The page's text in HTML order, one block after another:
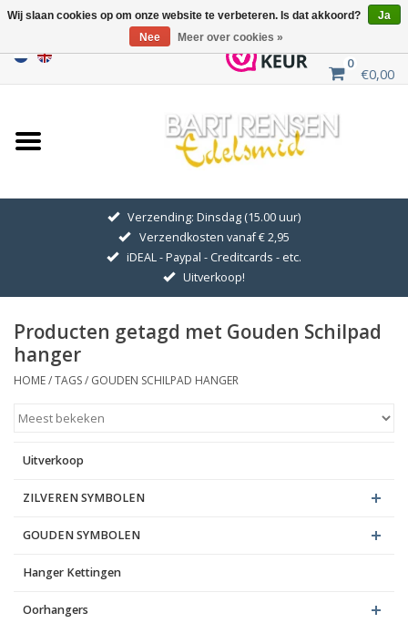
0
€0,00
Home
Uitverkoop
GOUDEN SYMBOLEN
Hanger Kettingen
Oorhangers
Verzending: Dinsdag (15.00 uur)
Verzendkosten vanaf € 2,95
iDEAL - Paypal - Creditcards - etc.
Uitverkoop!
Producten getagd met Gouden Schilpad
hanger
HOME/TAGS/ GOUDEN SCHILPAD HANGER
Uitverkoop
ZILVEREN SYMBOLEN
GOUDEN SYMBOLEN
Hanger Kettingen
Oorhangers
Wij slaan cookies op om onze website te verbeteren. Is dat akkoord?
Ja
Nee
Meer over cookies »